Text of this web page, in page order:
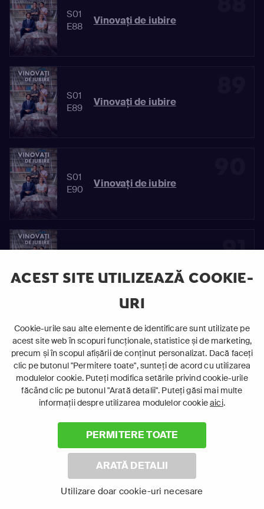
ACEST SITE UTILIZEAZĂ COOKIE-
URI
Cookie-urile sau alte elemente de identificare sunt utilizate pe
acest site web în scopuri funcționale, statistice și de marketing,
precum și în scopul afișării de conținut personalizat. Dacă faceți
clic pe butonul "Permitere toate", sunteți de acord cu utilizarea
modulelor cookie. Puteți modifica setările privind cookie-urile
făcând clic pe butonul "Arată detalii". Puteți găsi mai multe
informații despre utilizarea modulelor cookieaici.
PERMITERE TOATE
ARATĂ DETALII
Utilizare doar cookie-uri necesare
S01
E88
Vinovaţi de iubire
S01
E89
Vinovaţi de iubire
S01
E90
Vinovaţi de iubire
91
E91
92
S01
E92
Vinovaţi de iubire
93
S01